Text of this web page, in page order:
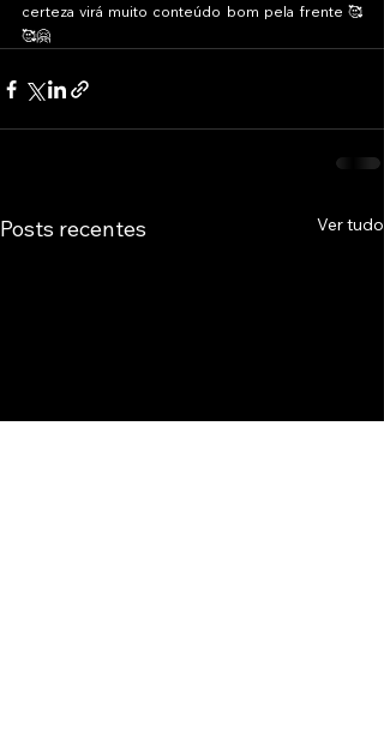
certeza virá muito conteúdo bom pela frente 🥰
🥰🤗
Posts recentes Ver tudo